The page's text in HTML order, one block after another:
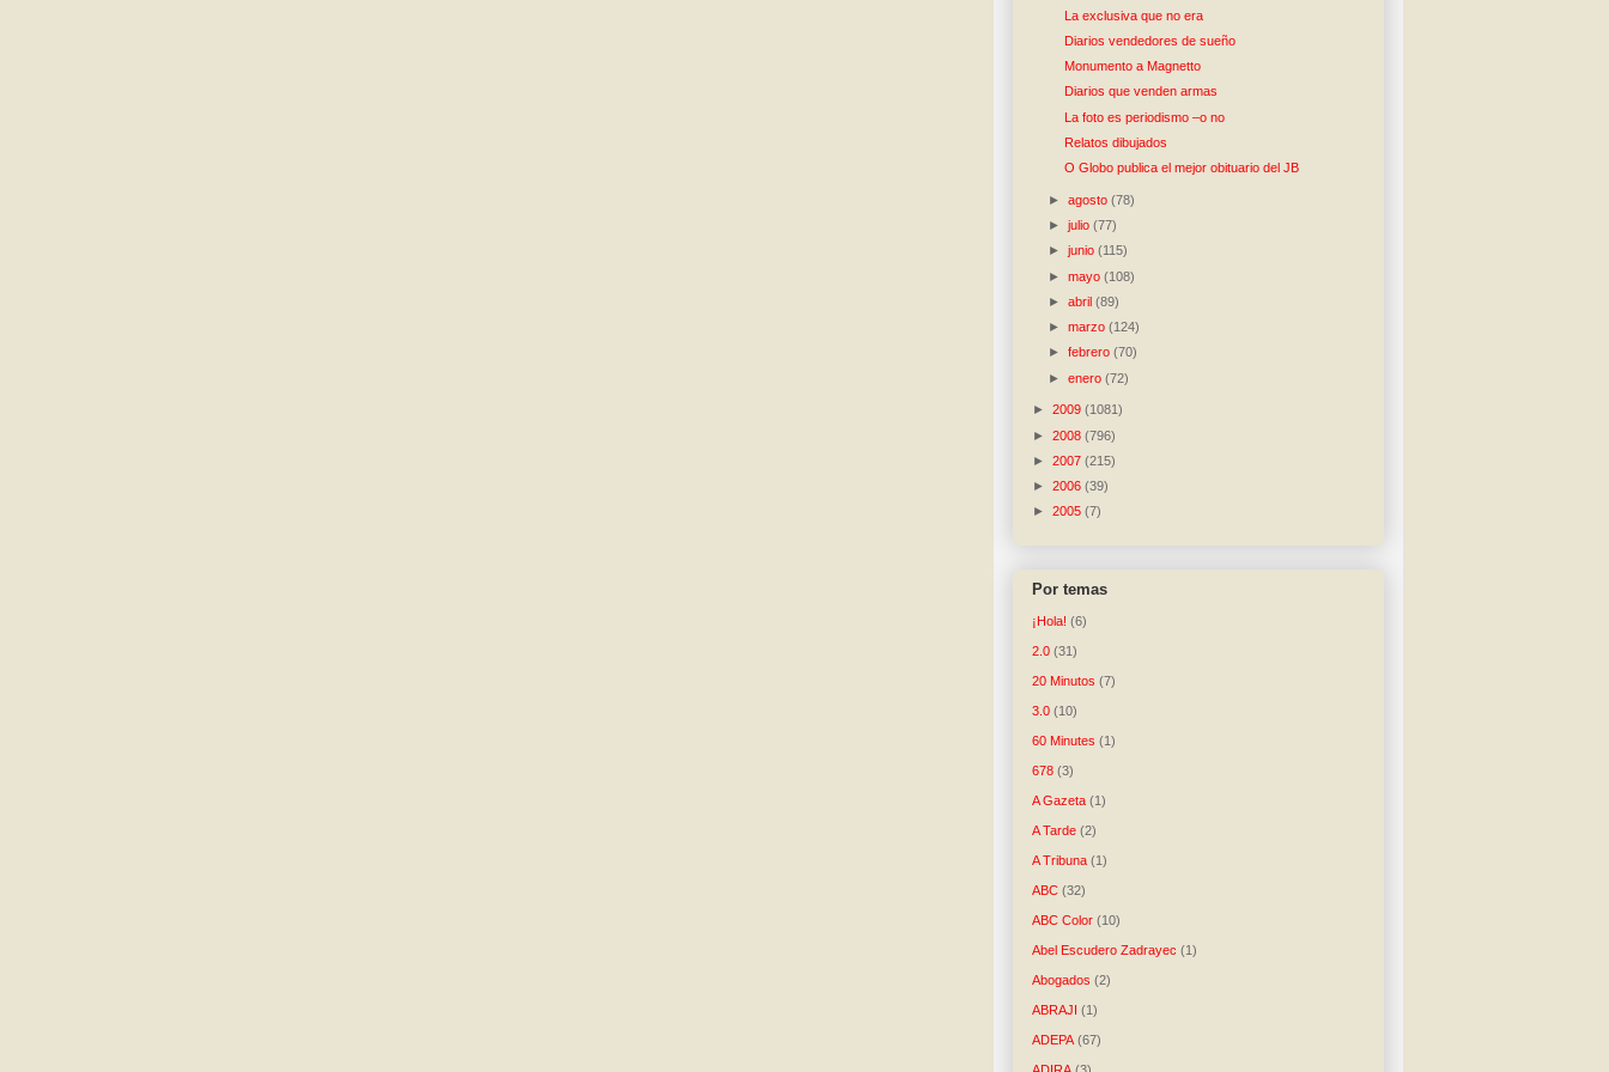
La exclusiva que no era
Diarios vendedores de sueño
Monumento a Magnetto
Diarios que venden armas
La foto es periodismo –o no
Relatos dibujados
O Globo publica el mejor obituario del JB
►agosto(78)
►julio(77)
►junio(115)
►mayo(108)
►abril(89)
►marzo(124)
►febrero(70)
►enero(72)
► 2009 (1081)
► 2008 (796)
► 2007 (215)
► 2006 (39)
► 2005 (7)
Por temas
¡Hola! (6)
2.0 (31)
20 Minutos (7)
3.0 (10)
60 Minutes (1)
678 (3)
A Gazeta (1)
A Tarde (2)
A Tribuna (1)
ABC (32)
ABC Color (10)
Abel Escudero Zadrayec (1)
Abogados (2)
ABRAJI (1)
ADEPA (67)